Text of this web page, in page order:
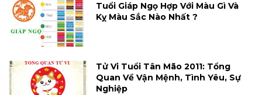
Tuổi Giáp Ngọ Hợp Với Màu Gì Và
Kỵ Màu Sắc Nào Nhất ?
Tử Vi Tuổi Tân Mão 2011: Tổng
Quan Về Vận Mệnh, Tình Yêu, Sự
Nghiệp